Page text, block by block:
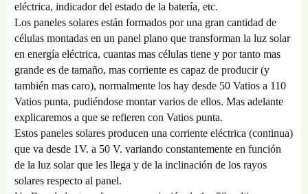
eléctrica, indicador del estado de la batería, etc.
Los paneles solares están formados por una gran cantidad de
células montadas en un panel plano que transforman la luz solar
en energía eléctrica, cuantas mas células tiene y por tanto mas
grande es de tamaño, mas corriente es capaz de producir (y
también mas caro), normalmente los hay desde 50 Vatios a 110
Vatios punta, pudiéndose montar varios de ellos. Mas adelante
explicaremos a que se refieren con Vatios punta.
Estos paneles solares producen una corriente eléctrica (continua)
que va desde 1V. a 50 V. variando constantemente en función
de la luz solar que les llega y de la inclinación de los rayos
solares respecto al panel.